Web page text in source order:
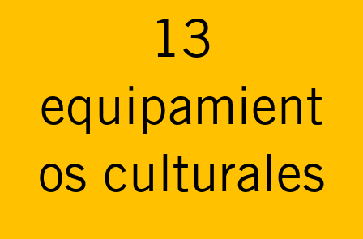
13
equipamient
os culturales